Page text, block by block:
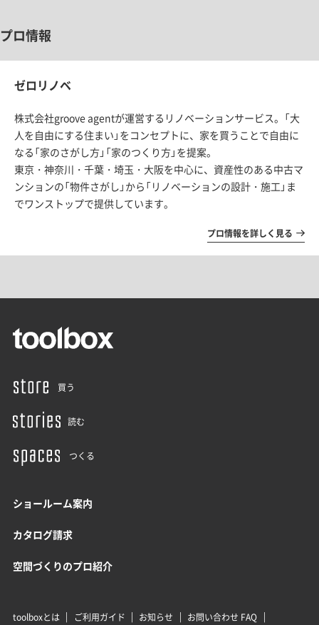
プロ情報
ゼロリノベ
株式会社groove agentが運営するリノベーションサービス。「大
人を自由にする住まい」をコンセプトに、家を買うことで自由に
なる「家のさがし方」「家のつくり方」を提案。
東京・神奈川・千葉・埼玉・大阪を中心に、資産性のある中古マ
ンションの「物件さがし」から「リノベーションの設計・施工」ま
でワンストップで提供しています。
プロ情報を詳しく見る
買う
読む
つくる
ショールーム案内
カタログ請求
空間づくりのプロ紹介
toolboxとは ご利用ガイド お知らせ
お問い合わせ FAQ